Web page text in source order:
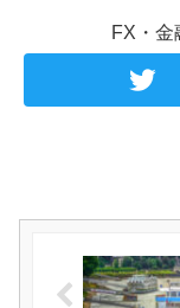
FX・金